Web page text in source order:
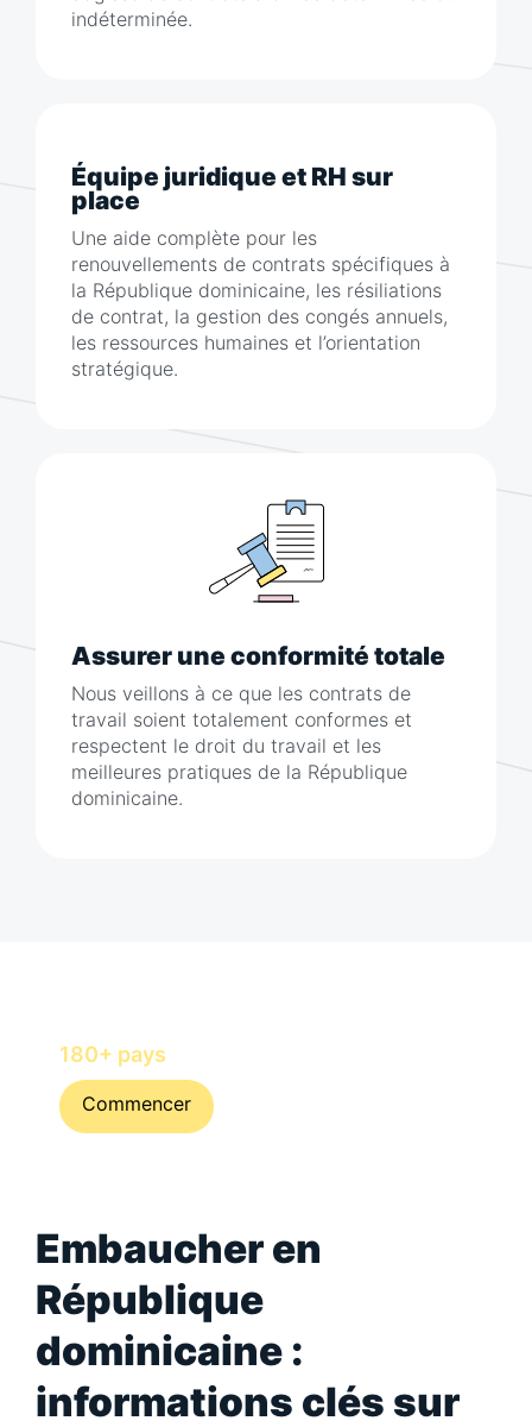
indéterminée.
Équipe juridique et RH sur
place
Une aide complète pour les
renouvellements de contrats spécifiques à
la République dominicaine, les résiliations
de contrat, la gestion des congés annuels,
les ressources humaines et l’orientation
stratégique.
Assurer une conformité totale
Nous veillons à ce que les contrats de
travail soient totalement conformes et
respectent le droit du travail et les
meilleures pratiques de la République
dominicaine.
180+ pays
Commencer
Embaucher en
République
dominicaine :
informations clés sur